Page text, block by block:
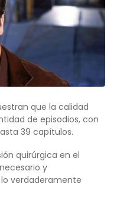
que la calidad
de episodios, con
39 capítulos.
quirúrgica en el
y
verdaderamente